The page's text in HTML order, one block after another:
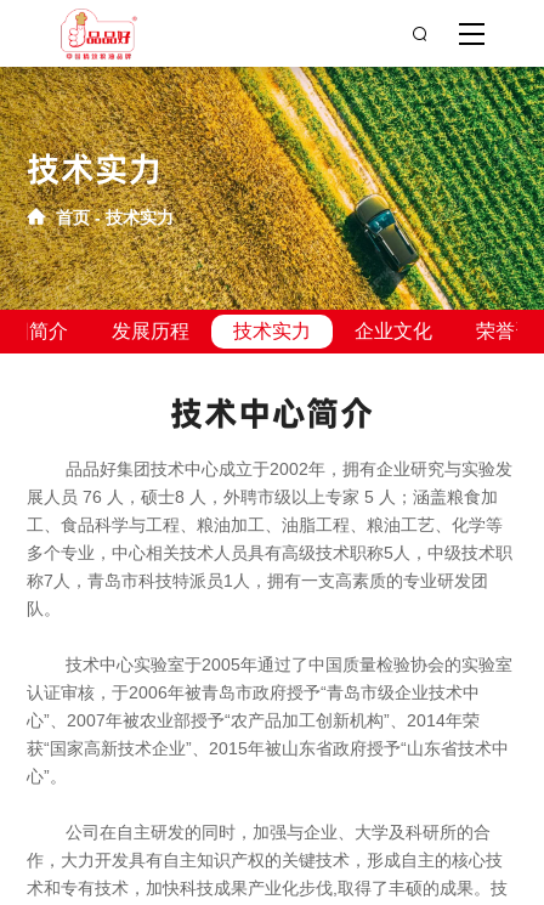
技术实力
首页 技术实力
团简介 发展历程 技术实力 企业文化 荣誉资
技术中心简介
品品好集团技术中心成立于2002年，拥有企业研究与实验发
展人员 76 人，硕士8 人，外聘市级以上专家 5 人；涵盖粮食加
工、食品科学与工程、粮油加工、油脂工程、粮油工艺、化学等
多个专业，中心相关技术人员具有高级技术职称5人，中级技术职
称7人，青岛市科技特派员1人，拥有一支高素质的专业研发团
队。
技术中心实验室于2005年通过了中国质量检验协会的实验室
认证审核，于2006年被青岛市政府授予“青岛市级企业技术中
心”、2007年被农业部授予“农产品加工创新机构”、2014年荣
获“国家高新技术企业”、2015年被山东省政府授予“山东省技术中
心”。
公司在自主研发的同时，加强与企业、大学及科研所的合
作，大力开发具有自主知识产权的关键技术，形成自主的核心技
术和专有技术，加快科技成果产业化步伐,取得了丰硕的成果。技